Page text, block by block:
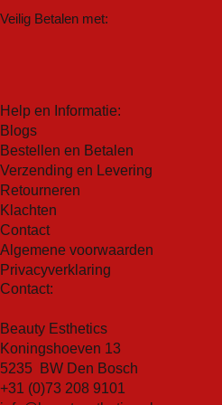
huid
Help en Informatie:
Blogs
Bestellen en Betalen
Verzending en Levering
Retourneren
Klachten
Contact
Algemene voorwaarden
Privacyverklaring
Contact:
Beauty Esthetics
Koningshoeven 13
5235 BW Den Bosch
+31 (0)73 208 9101
Veilig Betalen met: